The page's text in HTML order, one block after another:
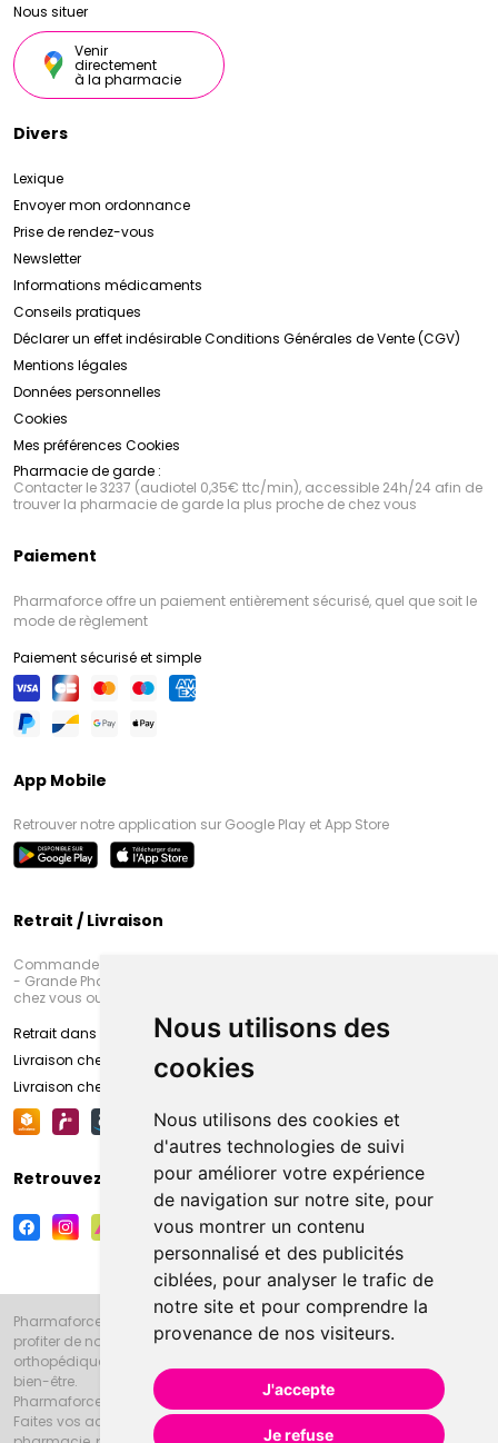
Nous utilisons des
cookies
Nous utilisons des cookies et
d'autres technologies de suivi
pour améliorer votre expérience
de navigation sur notre site, pour
vous montrer un contenu
personnalisé et des publicités
ciblées, pour analyser le trafic de
notre site et pour comprendre la
provenance de nos visiteurs.
J'accepte
Je refuse
Nous situer
Venir
directement
à la pharmacie
Divers
Lexique
Envoyer mon ordonnance
Prise de rendez-vous
Newsletter
Informations médicaments
Conseils pratiques
Déclarer un effet indésirableConditions Générales de Vente (CGV)
Mentions légales
Données personnelles
Cookies
Mes préférences Cookies
Pharmacie de garde :
Contacter le 3237 (audiotel 0,35€ ttc/min), accessible 24h/24 afin de
trouver la pharmacie de garde la plus proche de chez vous
Paiement
Pharmaforce offre un paiement entièrement sécurisé, quel que soit le
mode de règlement
Paiement sécurisé et simple
App Mobile
Retrouver notre application sur Google Play et App Store
Retrait / Livraison
Commandez en ligne et venez chercher votre commande à Amiens
- Grande Pharmacie d’Amiens (Fachon) ou recevez-là rapidement
chez vous ou en point retrait
Retrait dans la pharmacie d’Amiens
Livraison chez vous
Livraison chez votre commerçant
Retrouvez-nous sur vos réseaux sociaux
Pharmaforce.fr et la Grande Pharmacie d’Amiens vous souhaitent de
profiter de notre accueil, de nos conseils pharmaceutiques,
orthopédiques, homéopathiques, parapharmaceutiques, beauté et
bien-être.
Pharmaforce.fr est le site internet de la Grande Pharmacie d’Amiens.
Faites vos achats en ligne grâce à un choix de 20000 références en